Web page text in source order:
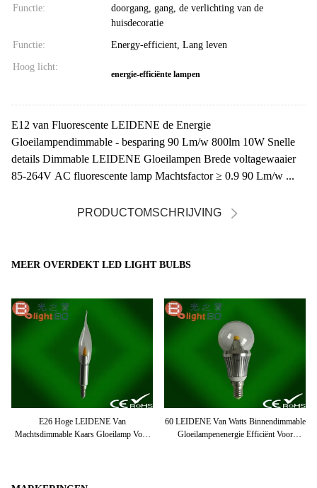
Functie:
doorgang, gang, de verlichting van de
huisdecoratie
Functie: Energy-efficient, Lang leven
Hoog licht:
energie-efficiënte lampen
E12 van Fluorescente LEIDENE de Energie
Gloeilampendimmable - besparing 90 Lm/w 800lm 10W Snelle
details Dimmable LEIDENE Gloeilampen Brede voltagewaaier
85-264V AC fluorescente lamp Machtsfactor ≥ 0.9 90 Lm/w ...
PRODUCTOMSCHRIJVING
MEER OVERDEKT LED LIGHT BULBS
E26 Hoge LEIDENE Van
Machtsdimmable Kaars Gloeilamp Voor
60 LEIDENE Van Watts Binnendimmable
Gloeilampenenergie Efficiënt Voor